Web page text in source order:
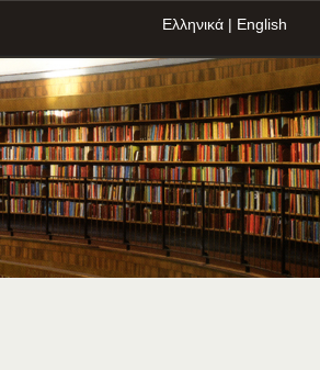
Ελληνικά | English